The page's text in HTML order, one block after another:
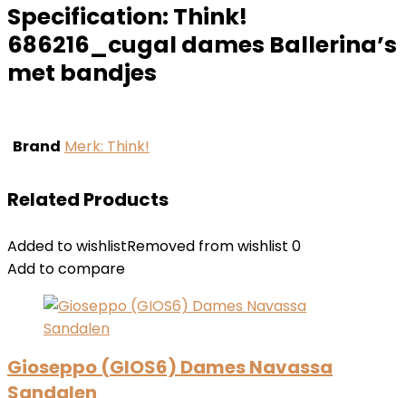
Specification: Think!
686216_cugal dames Ballerina’s
met bandjes
Brand Merk: Think!
Related Products
Added to wishlistRemoved from wishlist 0
Add to compare
Gioseppo (GIOS6) Dames Navassa
Sandalen